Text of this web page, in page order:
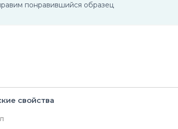
понравившийся образец
свойства